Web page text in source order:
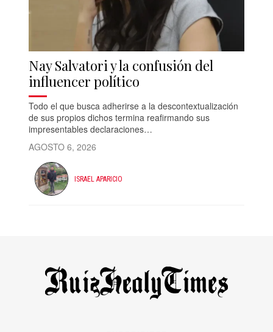
Nay Salvatori y la confusión del
influencer político
Todo el que busca adherirse a la descontextualización
de sus propios dichos termina reafirmando sus
impresentables declaraciones…
AGOSTO 6, 2026
ISRAEL APARICIO